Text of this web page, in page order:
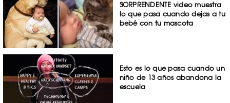
SORPRENDENTE video muestra
lo que pasa cuando dejas a tu
bebé con tu mascota
Esto es lo que pasa cuando un
niño de 13 años abandona la
escuela